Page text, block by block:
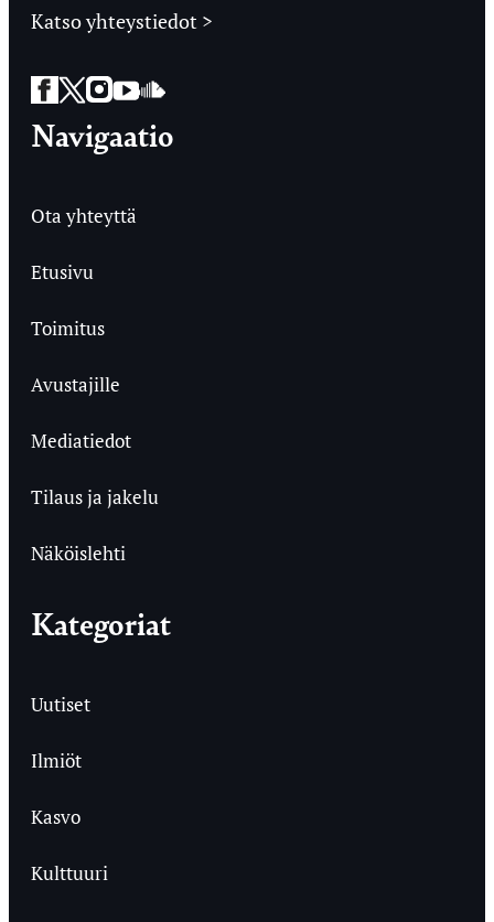
Katso yhteystiedot >
Facebook
Twitter
Instagram
YouTube
SoundCloud
Navigaatio
Ota yhteyttä
Etusivu
Toimitus
Avustajille
Mediatiedot
Tilaus ja jakelu
Näköislehti
Kategoriat
Uutiset
Ilmiöt
Kasvo
Kulttuuri